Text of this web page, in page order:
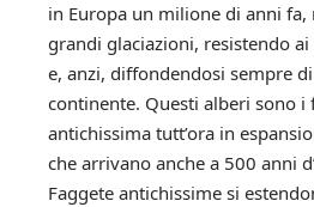
in Europa un milione di anni
grandi glaciazioni, resistendo
e, anzi, diffondendosi sempre
continente. Questi alberi sono i
antichissima tutt’ora in
che arrivano anche a 500 anni
Faggete antichissime si